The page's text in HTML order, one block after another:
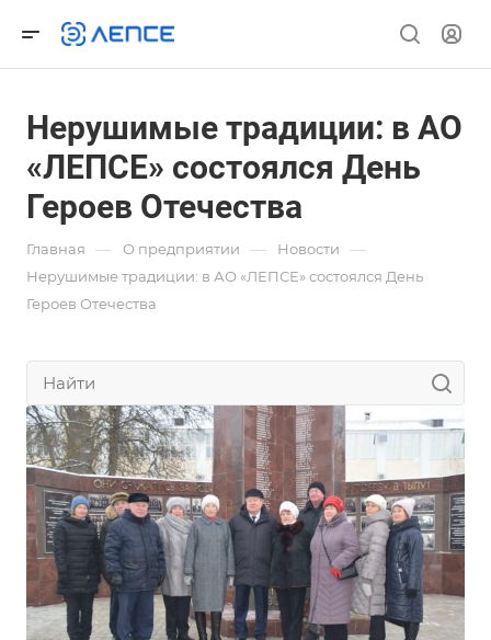
Нерушимые традиции: в АО
«ЛЕПСЕ» состоялся День
Героев Отечества
Главная — О предприятии — Новости —
Нерушимые традиции: в АО «ЛЕПСЕ» состоялся День
Героев Отечества